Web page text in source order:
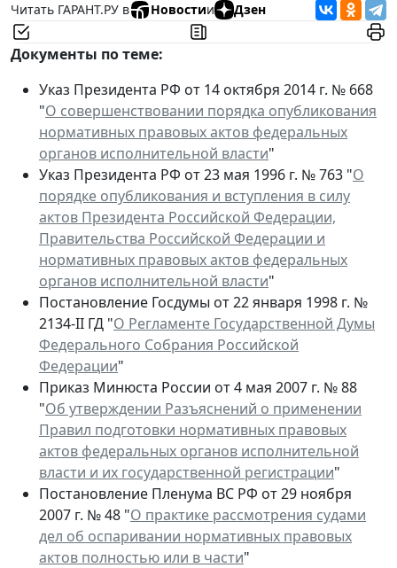
Читать ГАРАНТ.РУ в
Новостии Дзен
Документы по теме:
Указ Президента РФ от 14 октября 2014 г. № 668
"О совершенствовании порядка опубликования
нормативных правовых актов федеральных
органов исполнительной власти"
Указ Президента РФ от 23 мая 1996 г. № 763 "О
порядке опубликования и вступления в силу
актов Президента Российской Федерации,
Правительства Российской Федерации и
нормативных правовых актов федеральных
органов исполнительной власти"
Постановление Госдумы от 22 января 1998 г. №
2134-II ГД "О Регламенте Государственной Думы
Федерального Собрания Российской
Федерации"
Приказ Минюста России от 4 мая 2007 г. № 88
"Об утверждении Разъяснений о применении
Правил подготовки нормативных правовых
актов федеральных органов исполнительной
власти и их государственной регистрации"
Постановление Пленума ВС РФ от 29 ноября
2007 г. № 48 "О практике рассмотрения судами
дел об оспаривании нормативных правовых
актов полностью или в части"